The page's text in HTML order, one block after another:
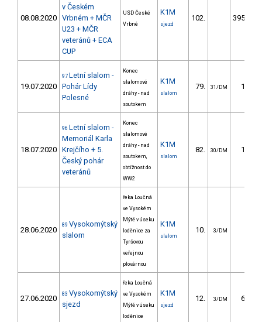
08.08.2020
v Českém
Vrbném + MČR
U23 + MČR
veteránů + ECA
CUP
USD České
Vrbné
K1M
sjezd
102. 3959.93
19.07.2020
97 Letní slalom -
Pohár Lídy
Polesné
Konec
slalomové
dráhy - nad
soutokem
K1M
slalom
79. 31/DM 18.56
18.07.2020
96 Letní slalom -
Memoriál Karla
Krejčího + 5.
Český pohár
veteránů
Konec
slalomové
dráhy - nad
soutokem,
obtížnost do
WW2
K1M
slalom
82. 30/DM 18.45
28.06.2020
89 Vysokomýtský
slalom
řeka Loučná
ve Vysokém
Mýtě v úseku
loděnice za
Tyršovou
veřejnou
plovárnou
K1M
slalom
10. 3/DM
27.06.2020 83 Vysokomýtský
sjezd
řeka Loučná
ve Vysokém
Mýtě v úseku
loděnice
K1M
sjezd
12. 3/DM 66.90